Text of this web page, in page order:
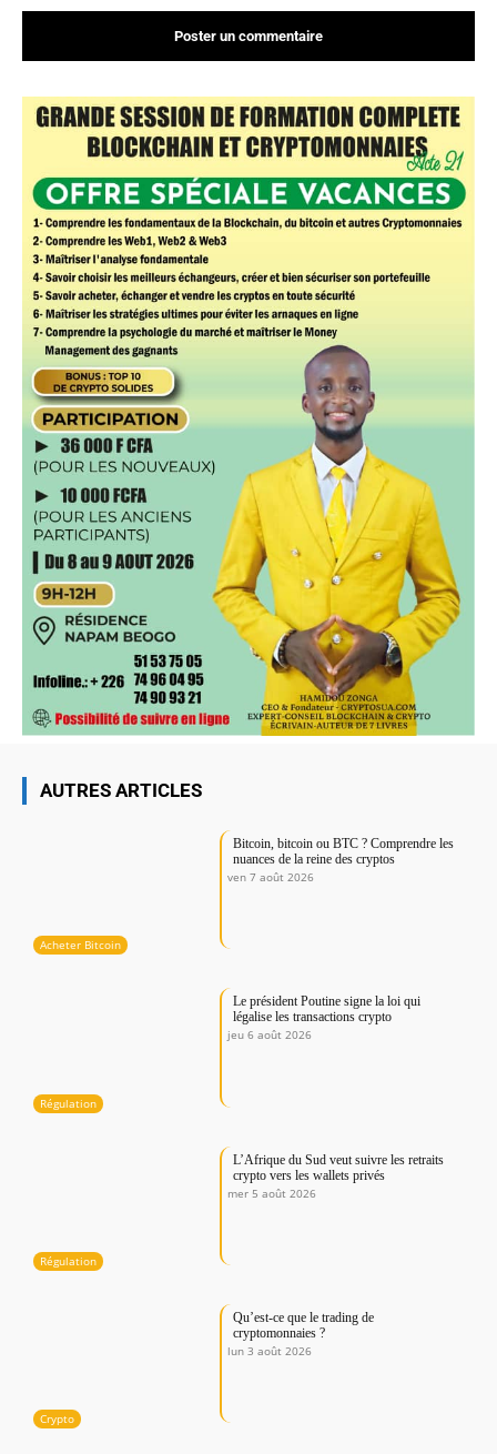
AUTRES ARTICLES
Acheter Bitcoin
Bitcoin, bitcoin ou BTC ? Comprendre les
nuances de la reine des cryptos
ven 7 août 2026
Régulation
Le président Poutine signe la loi qui
légalise les transactions crypto
jeu 6 août 2026
Régulation
L’Afrique du Sud veut suivre les retraits
crypto vers les wallets privés
mer 5 août 2026
Crypto
Qu’est-ce que le trading de
cryptomonnaies ?
lun 3 août 2026